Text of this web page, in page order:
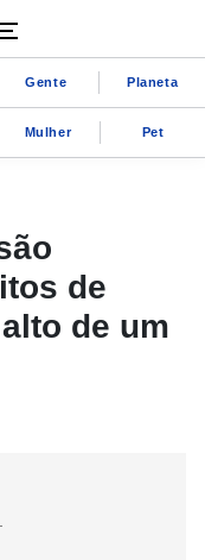
Gente Planeta
Mulher Pet
de
de um